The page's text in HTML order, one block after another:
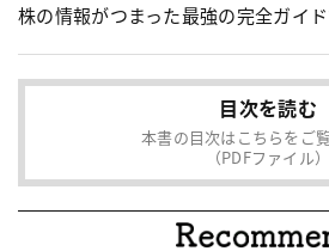
株の情報がつまった最強の完全ガイド
目次を読む
本書の目次はこちらをご
（PDFファイル）